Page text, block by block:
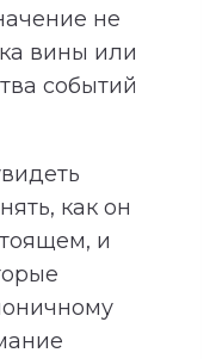
не
вины или
событий
как он
и